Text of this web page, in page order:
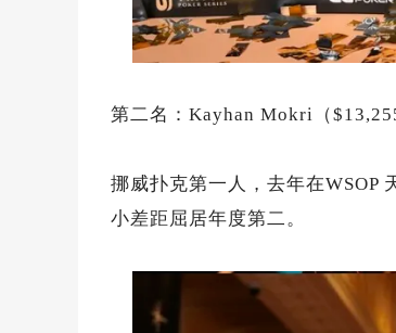
第二名：Kayhan Mokri（
挪威扑克第一人，去年在WSOP
小差距屈居年度第二。